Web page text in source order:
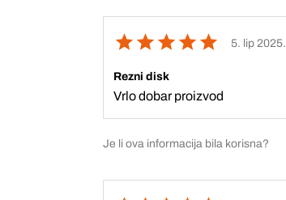
5. lip 2025.
Rezni disk
Vrlo dobar proizvod
Je li ova informacija bila korisna?